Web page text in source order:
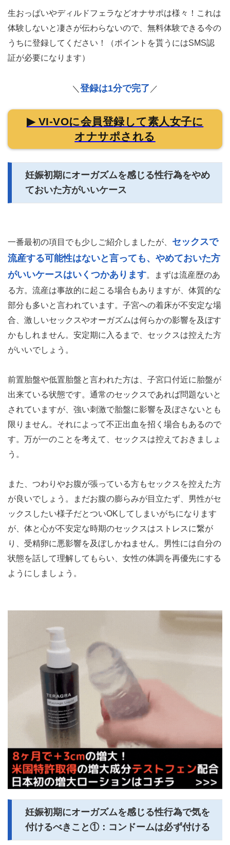
生おっぱいやディルドフェラなどオナサポは様々！これは
体験しないと凄さが伝わらないので、無料体験できる今の
うちに登録してください！（ポイントを貰うにはSMS認
証が必要になります）
＼ 登録は1分で完了 ／
▶ VI-VOに会員登録して素人女子に
オナサポされる
妊娠初期にオーガズムを感じる性行為をやめ
ておいた方がいいケース
一番最初の項目でも少しご紹介しましたが、 セックスで
流産する可能性はないと言っても、やめておいた方
がいいケースはいくつかあります。まずは流産歴のあ
る方。流産は事故的に起こる場合もありますが、体質的な
部分も多いと言われています。子宮への着床が不安定な場
合、激しいセックスやオーガズムは何らかの影響を及ぼす
かもしれません。安定期に入るまで、セックスは控えた方
がいいでしょう。
前置胎盤や低置胎盤と言われた方は、子宮口付近に胎盤が
出来ている状態です。通常のセックスであれば問題ないと
されていますが、強い刺激で胎盤に影響を及ぼさないとも
限りません。それによって不正出血を招く場合もあるので
す。万が一のことを考えて、セックスは控えておきましょ
う。
また、つわりやお腹が張っている方もセックスを控えた方
が良いでしょう。まだお腹の膨らみが目立たず、男性がセ
ックスしたい様子だとついOKしてしまいがちになります
が、体と心が不安定な時期のセックスはストレスに繋が
り、受精卵に悪影響を及ぼしかねません。男性には自分の
状態を話して理解してもらい、女性の体調を再優先にする
ようにしましょう。
妊娠初期にオーガズムを感じる性行為で気を
付けるべきこと①：コンドームは必ず付ける